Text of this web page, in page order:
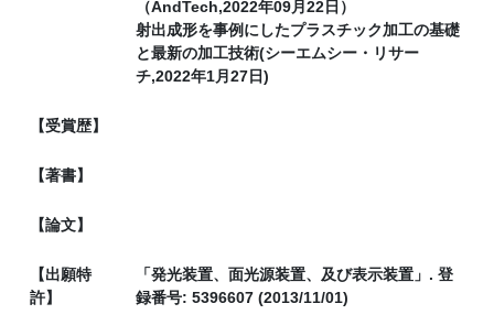
（AndTech,2022年09月22日）
射出成形を事例にしたプラスチック加工の基礎
と最新の加工技術(シーエムシー・リサー
チ,2022年1月27日)
【受賞歴】
【著書】
【論文】
【出願特
許】
「発光装置、面光源装置、及び表示装置」. 登
録番号: 5396607 (2013/11/01)